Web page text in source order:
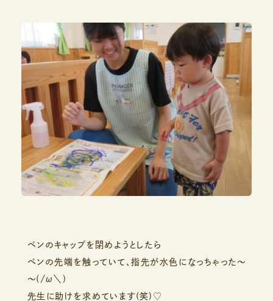
ペンのキャップを閉めようとしたら
ペンの先端を触っていて、指先が水色になっちゃった～
～(/ω＼)
先生に助けを求めています(笑)♡